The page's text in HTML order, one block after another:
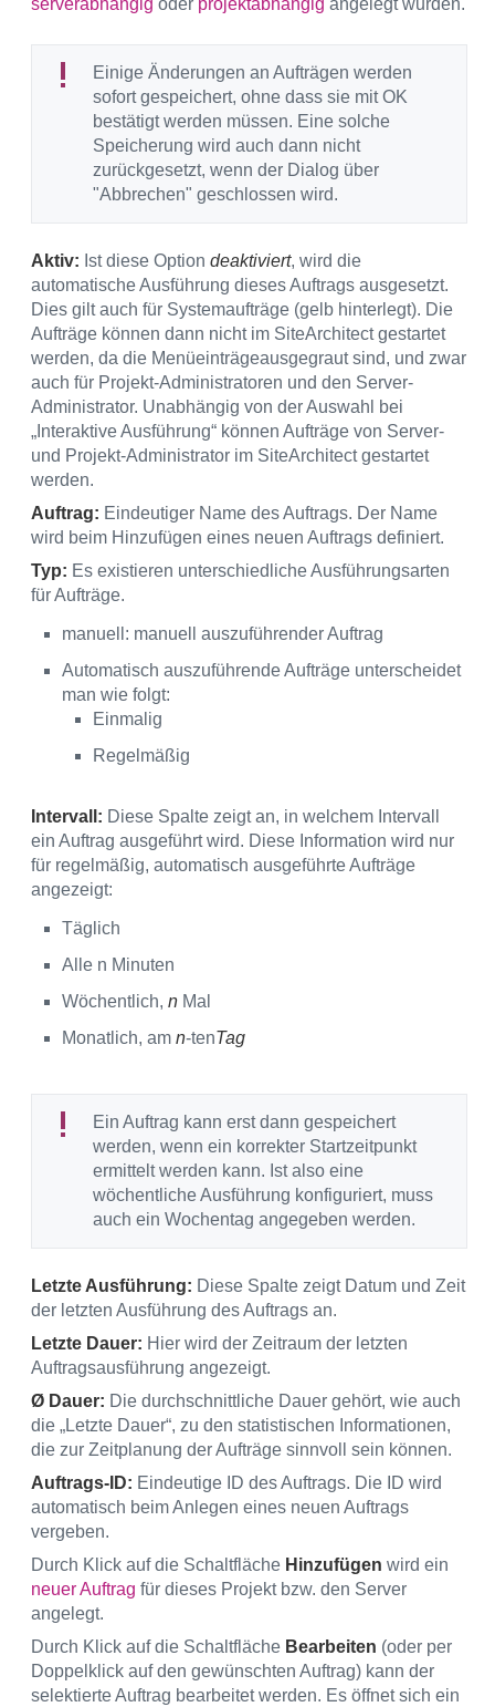
serverabhängig oder projektabhängig angelegt wurden.
Einige Änderungen an Aufträgen werden
sofort gespeichert, ohne dass sie mit OK
bestätigt werden müssen. Eine solche
Speicherung wird auch dann nicht
zurückgesetzt, wenn der Dialog über
"Abbrechen" geschlossen wird.
Aktiv: Ist diese Option deaktiviert, wird die
automatische Ausführung dieses Auftrags ausgesetzt.
Dies gilt auch für Systemaufträge (gelb hinterlegt). Die
Aufträge können dann nicht im SiteArchitect gestartet
werden, da die Menüeinträgeausgegraut sind, und zwar
auch für Projekt-Administratoren und den Server-
Administrator. Unabhängig von der Auswahl bei
„Interaktive Ausführung“ können Aufträge von Server-
und Projekt-Administrator im SiteArchitect gestartet
werden.
Auftrag: Eindeutiger Name des Auftrags. Der Name
wird beim Hinzufügen eines neuen Auftrags definiert.
Typ: Es existieren unterschiedliche Ausführungsarten
für Aufträge.
manuell: manuell auszuführender Auftrag
Automatisch auszuführende Aufträge unterscheidet
man wie folgt:
Einmalig
Regelmäßig
Intervall: Diese Spalte zeigt an, in welchem Intervall
ein Auftrag ausgeführt wird. Diese Information wird nur
für regelmäßig, automatisch ausgeführte Aufträge
angezeigt:
Täglich
Alle n Minuten
Wöchentlich, n Mal
Monatlich, am n-tenTag
Ein Auftrag kann erst dann gespeichert
werden, wenn ein korrekter Startzeitpunkt
ermittelt werden kann. Ist also eine
wöchentliche Ausführung konfiguriert, muss
auch ein Wochentag angegeben werden.
Letzte Ausführung: Diese Spalte zeigt Datum und Zeit
der letzten Ausführung des Auftrags an.
Letzte Dauer: Hier wird der Zeitraum der letzten
Auftragsausführung angezeigt.
Ø Dauer: Die durchschnittliche Dauer gehört, wie auch
die „Letzte Dauer“, zu den statistischen Informationen,
die zur Zeitplanung der Aufträge sinnvoll sein können.
Auftrags-ID: Eindeutige ID des Auftrags. Die ID wird
automatisch beim Anlegen eines neuen Auftrags
vergeben.
Durch Klick auf die Schaltfläche Hinzufügen wird ein
neuer Auftrag für dieses Projekt bzw. den Server
angelegt.
Durch Klick auf die Schaltfläche Bearbeiten (oder per
Doppelklick auf den gewünschten Auftrag) kann der
selektierte Auftrag bearbeitet werden. Es öffnet sich ein